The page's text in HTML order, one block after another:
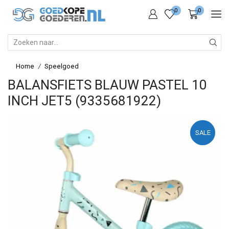
0 0
Home / Speelgoed
BALANSFIETS BLAUW PASTEL 10
INCH JET5 (9335681922)
SALE